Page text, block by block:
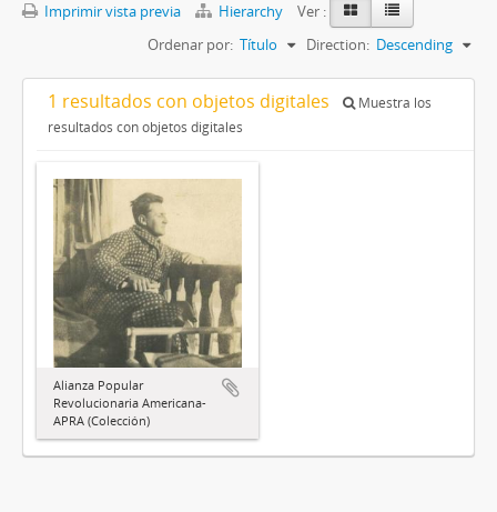
Imprimir vista previa Hierarchy
Ver :
Ordenar por: Título Direction: Descending
1 resultados con objetos digitales
Muestra los
resultados con objetos digitales
Alianza Popular
Revolucionaria Americana-
APRA (Colección)